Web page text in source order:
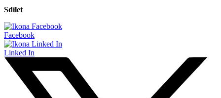
Sdílet
Facebook
Linked In